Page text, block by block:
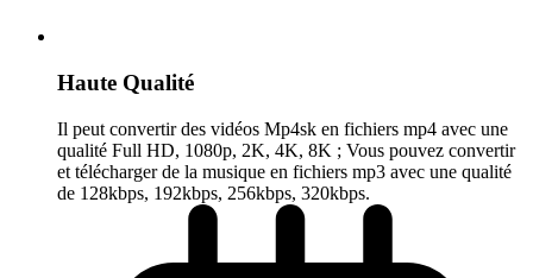
Haute Qualité
Il peut convertir des vidéos Mp4sk en fichiers mp4 avec une
qualité Full HD, 1080p, 2K, 4K, 8K ; Vous pouvez convertir
et télécharger de la musique en fichiers mp3 avec une qualité
de 128kbps, 192kbps, 256kbps, 320kbps.